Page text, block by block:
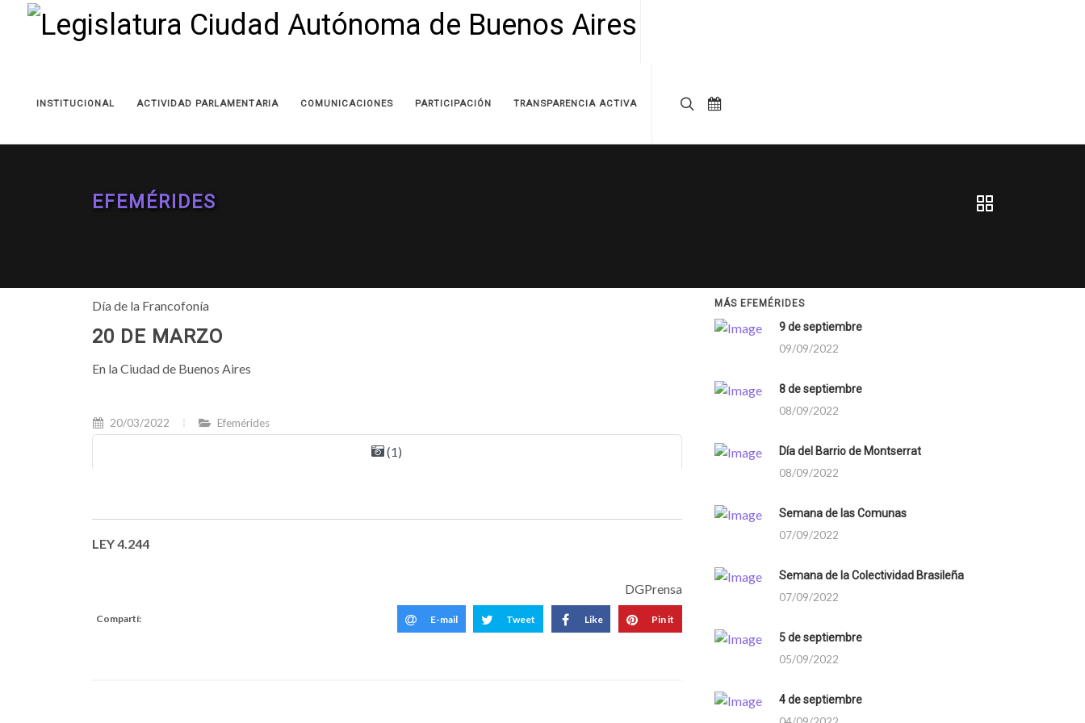
INSTITUCIONAL ACTIVIDAD PARLAMENTARIA COMUNICACIONES PARTICIPACIÓN TRANSPARENCIA ACTIVA
EFEMÉRIDES
Día de la Francofonía
20 DE MARZO
En la Ciudad de Buenos Aires
20/03/2022 Efemérides
(1)
LEY 4.244
DGPrensa
Compartí: E-mail Tweet Like Pin it
MÁS EFEMÉRIDES
9 de septiembre
09/09/2022
8 de septiembre
08/09/2022
Día del Barrio de Montserrat
08/09/2022
Semana de las Comunas
07/09/2022
Semana de la Colectividad Brasileña
07/09/2022
5 de septiembre
05/09/2022
4 de septiembre